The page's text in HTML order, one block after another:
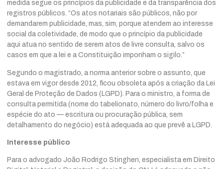
medida segue os princípios da publicidade e da transparência dos
registros públicos. “Os atos notariais são públicos, não por
demandarem publicidade, mas, sim, porque atendem ao interesse
social da coletividade, de modo que o princípio da publicidade
aqui atua no sentido de serem atos de livre consulta, salvo os
casos em que a lei e a Constituição imponham o sigilo.”
Segundo o magistrado, a norma anterior sobre o assunto, que
estava em vigor desde 2012, ficou obsoleta após a criação da Lei
Geral de Proteção de Dados (LGPD). Para o ministro, a forma de
consulta permitida (nome do tabelionato, número do livro/folha e
espécie do ato — escritura ou procuração pública, sem
detalhamento do negócio) está adequada ao que prevê a LGPD.
Interesse público
Para o advogado João Rodrigo Stinghen, especialista em Direito